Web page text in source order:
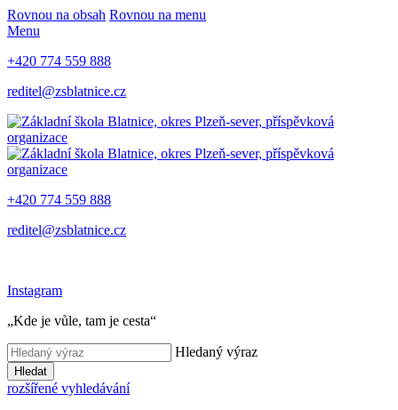
Rovnou na obsah Rovnou na menu
Menu
+420 774 559 888
reditel@zsblatnice.cz
+420 774 559 888
reditel@zsblatnice.cz
Instagram
„Kde je vůle, tam je cesta“
Hledaný výraz
Hledat
rozšířené vyhledávání